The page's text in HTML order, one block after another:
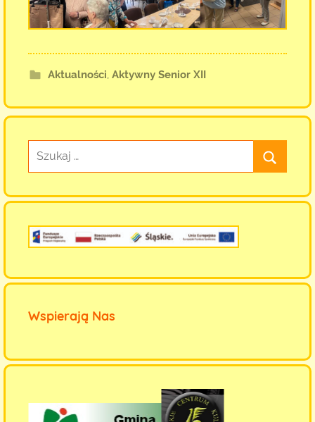
Aktualności Aktywny Senior XII
Wspierają Nas